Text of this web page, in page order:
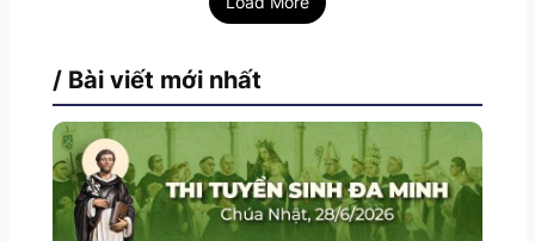
/ Bài viết mới nhất